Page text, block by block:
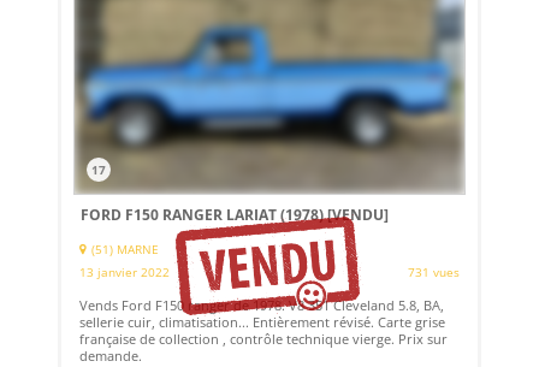
17
FORD F150 RANGER LARIAT (1978)[VENDU]
(51) MARNE
13 janvier 2022
731 vues
Vends Ford F150 ranger de 1978. V8 351 Cleveland 5.8, BA,
sellerie cuir, climatisation... Entièrement révisé. Carte grise
française de collection , contrôle technique vierge. Prix sur
demande.